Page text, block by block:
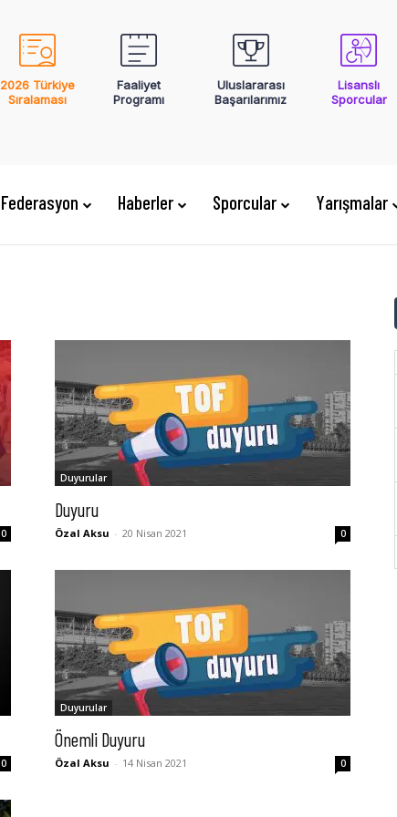
2026 Türkiye
Sıralaması
Faaliyet
Programı
Uluslararası
Başarılarımız
Lisanslı
Sporcular
Federasyon Haberler Sporcular Yarışmalar
0
Duyurular
Duyuru
Özal Aksu - 20 Nisan 2021 0
0
Duyurular
Önemli Duyuru
Özal Aksu - 14 Nisan 2021 0